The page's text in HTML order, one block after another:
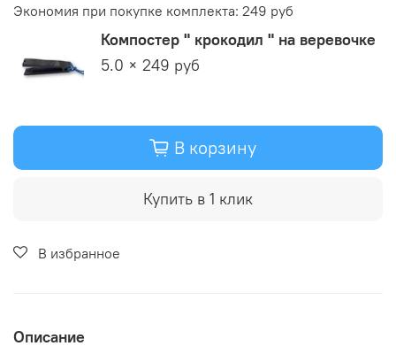
Экономия при покупке комплекта: 249 руб
Компостер " крокодил " на веревочке
5.0 × 249 руб
В корзину
Купить в 1 клик
В избранное
Описание